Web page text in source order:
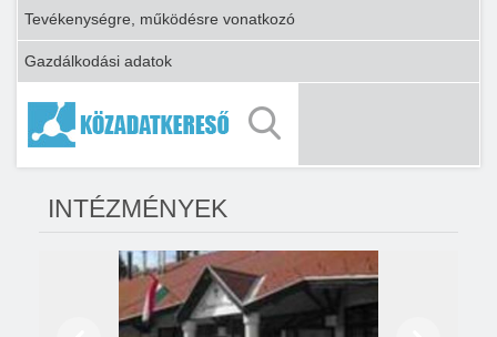
Tevékenységre, működésre vonatkozó
Gazdálkodási adatok
INTÉZMÉNYEK